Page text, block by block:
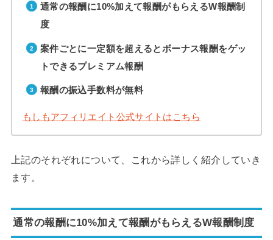
通常の報酬に10%加えて報酬がもらえるW報酬制
度
案件ごとに一定額を超えるとボーナス報酬をゲッ
トできるプレミアム報酬
報酬の振込手数料が無料
もしもアフィリエイト公式サイトはこちら
上記のそれぞれについて、これから詳しく紹介していき
ます。
通常の報酬に10%加えて報酬がもらえるW報酬制度